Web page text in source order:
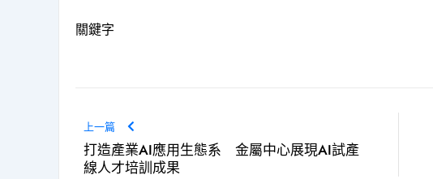
關鍵字
上一篇
打造產業AI應用生態系 金屬中心展現AI試產
線人才培訓成果